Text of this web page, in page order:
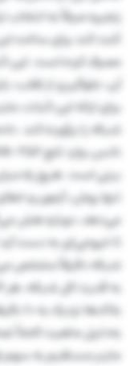
زنجیره صرفاً به
ثابت کند برای ساخت
مصرف کرده است. این
آن، جلوگیری از
برای ارائه این
شبکه را برآورده کند.
بیتی است. هیچ راه
تنها روش، آزمون و
می‌دهد، دوباره هش
تا خروجی‌ای به دست
شبکه دقیقاً مشخص
بلاک‌ها نزدیک به ۱۰ دقیقه باقی بماند.
به‌دلیل ماهیت کاملاً
ماینر مستقیم به